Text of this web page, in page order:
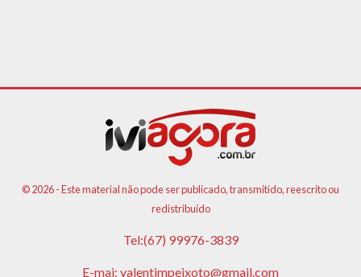
© 2026 - Este material não pode ser publicado, transmitido, reescrito ou
redistribuído
Tel:(67) 99976-3839
E-mai: valentimpeixoto@gmail.com